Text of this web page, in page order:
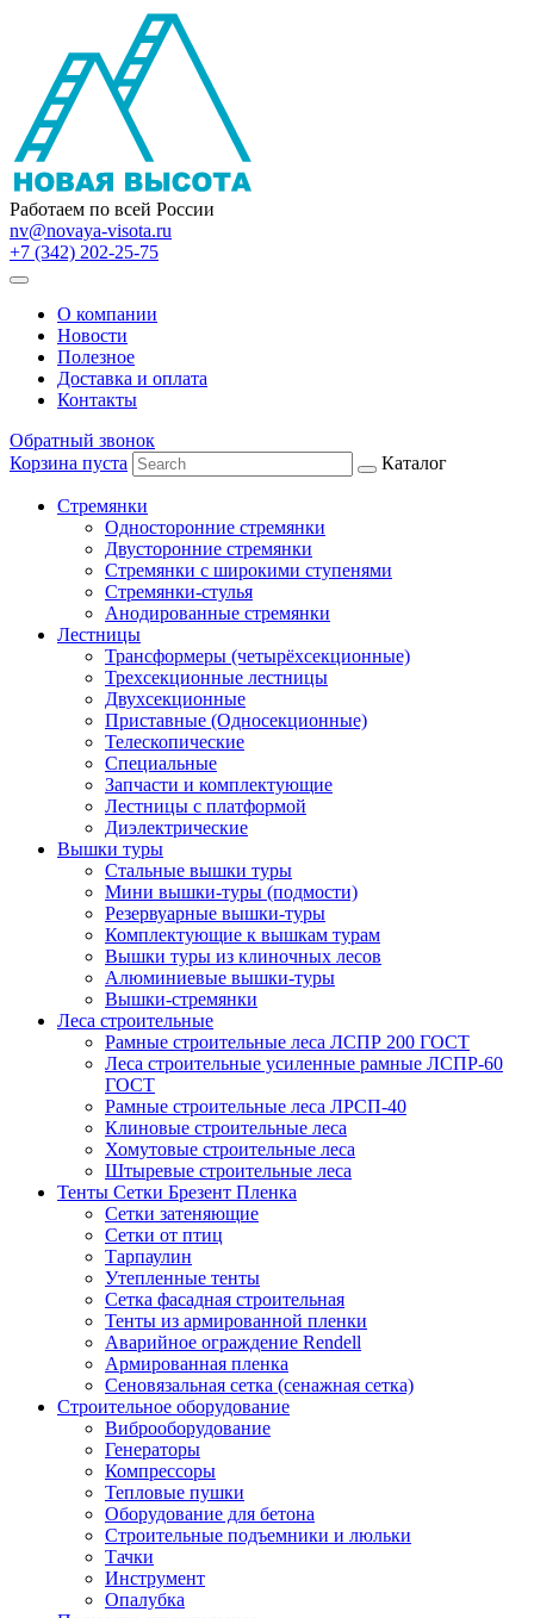
Работаем по всей России
nv@novaya-visota.ru
+7 (342) 202-25-75
О компании
Новости
Полезное
Доставка и оплата
Контакты
Обратный звонок
Корзина пуста
Каталог
Стремянки
Односторонние стремянки
Двусторонние стремянки
Стремянки с широкими ступенями
Стремянки-стулья
Анодированные стремянки
Лестницы
Трансформеры (четырёхсекционные)
Трехсекционные лестницы
Двухсекционные
Приставные (Односекционные)
Телескопические
Специальные
Запчасти и комплектующие
Лестницы с платформой
Диэлектрические
Вышки туры
Стальные вышки туры
Мини вышки-туры (подмости)
Резервуарные вышки-туры
Комплектующие к вышкам турам
Вышки туры из клиночных лесов
Алюминиевые вышки-туры
Вышки-стремянки
Леса строительные
Рамные строительные леса ЛСПР 200 ГОСТ
Леса строительные усиленные рамные ЛСПР-60
ГОСТ
Рамные строительные леса ЛРСП-40
Клиновые строительные леса
Хомутовые строительные леса
Штыревые строительные леса
Тенты Сетки Брезент Пленка
Сетки затеняющие
Сетки от птиц
Тарпаулин
Утепленные тенты
Сетка фасадная строительная
Тенты из армированной пленки
Аварийное ограждение Rendell
Армированная пленка
Сеновязальная сетка (сенажная сетка)
Строительное оборудование
Виброоборудование
Генераторы
Компрессоры
Тепловые пушки
Оборудование для бетона
Строительные подъемники и люльки
Тачки
Инструмент
Опалубка